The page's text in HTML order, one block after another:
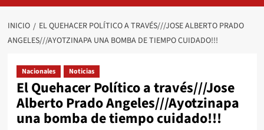
INICIO
EL QUEHACER POLÍTICO A TRAVÉS///JOSE ALBERTO PRADO
ANGELES///AYOTZINAPA UNA BOMBA DE TIEMPO CUIDADO!!!
Nacionales Noticias
El Quehacer Político a través///Jose
Alberto Prado Angeles///Ayotzinapa
una bomba de tiempo cuidado!!!